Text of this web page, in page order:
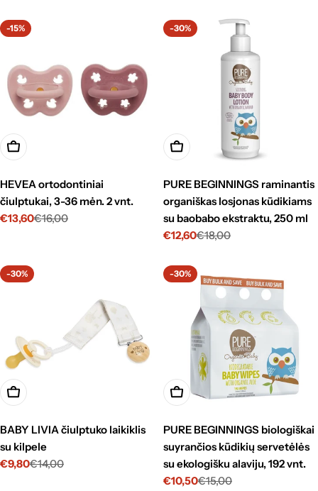
nuolaida
-15%
Pasirinkti
HEVEA ortodontiniai
čiulptukai, 3-36 mėn. 2 vnt.
Kaina
€13,60
Standartinė
€16,00
-30%
Į krepšelį
PURE BEGINNINGS raminantis
organiškas losjonas kūdikiams
su baobabo ekstraktu, 250 ml
Kaina
nuolaida
€12,60
Standartinė
€18,00
-30%
Pasirinkti
BABY LIVIA čiulptuko laikiklis
su kilpele
Kaina
€9,80
Standartinė
€14,00
-30%
Į krepšelį
PURE BEGINNINGS biologiškai
suyrančios kūdikių servetėlės
su ekologišku alaviju, 192 vnt.
Kaina
€10,50
Standartinė
€15,00